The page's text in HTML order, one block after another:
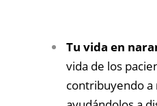
Tu vida en
vida de los
contribuyendo